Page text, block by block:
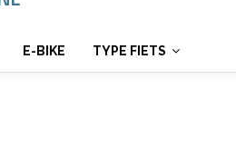
E-BIKE TYPE FIETS